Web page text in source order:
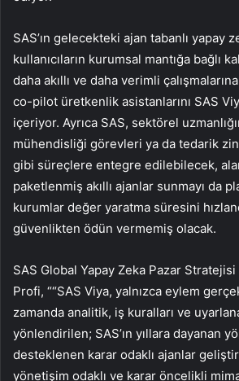
SAS’ın gelecekteki ajan tabanlı yapay
kullanıcıların kurumsal mantığa bağlı
daha akıllı ve daha verimli
co-pilot üretkenlik asistanlarını SAS
içeriyor. Ayrıca SAS, sektörel
mühendisliği görevleri ya da tedarik
gibi süreçlere entegre edilebilecek,
paketlenmiş akıllı ajanlar sunmayı da
kurumlar değer yaratma süresini
güvenlikten ödün vermemiş olacak.
SAS Global Yapay Zeka Pazar
Profi, ““SAS Viya, yalnızca eylem
zamanda analitik, iş kuralları ve
yönlendirilen; SAS’ın yıllara dayanan
desteklenen karar odaklı ajanlar
yönetişim odaklı ve karar öncelikli